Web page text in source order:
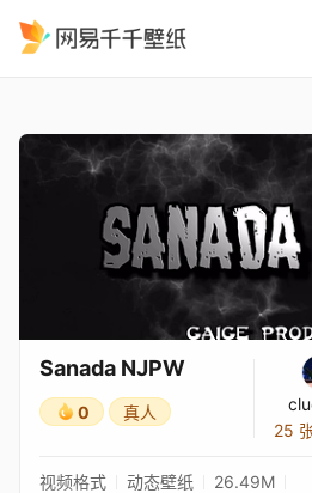
Sanada NJPW
0 真人
25
视频格式 动态壁纸
26.49M